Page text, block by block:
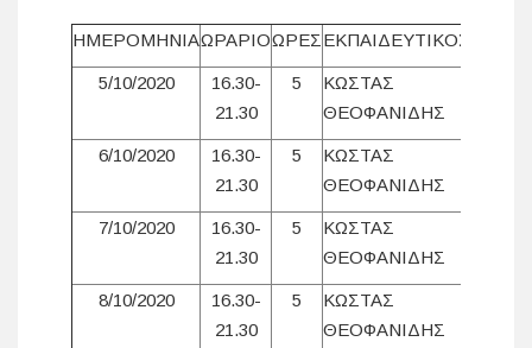
ΗΜΕΡΟΜΗΝΙΑΩΡΑΡΙΟΩΡΕΣ ΕΚΠΑΙΔΕΥΤΙΚΟΣ
5/10/2020
16.30-
21.30
5
ΚΩΣΤΑΣ
ΘΕΟΦΑΝΙΔΗΣ
6/10/2020
16.30-
21.30
5
ΚΩΣΤΑΣ
ΘΕΟΦΑΝΙΔΗΣ
7/10/2020
16.30-
21.30
5
ΚΩΣΤΑΣ
ΘΕΟΦΑΝΙΔΗΣ
8/10/2020
16.30-
21.30
5
ΚΩΣΤΑΣ
ΘΕΟΦΑΝΙΔΗΣ